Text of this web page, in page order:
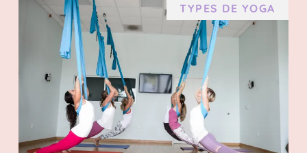
TYPES DE YOGA